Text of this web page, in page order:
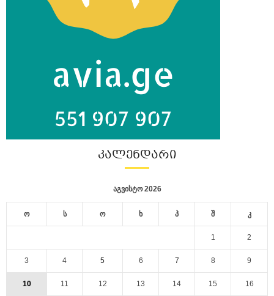
ᲙᲐᲚᲔᲜᲓᲐᲠᲘ
აგვისტო 2026
ო ს ო ხ პ შ კ
1 2
3 4 5 6 7 8 9
10 11 12 13 14 15 16